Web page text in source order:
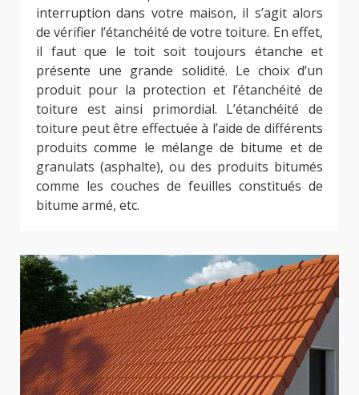
interruption dans votre maison, il s’agit alors
de vérifier l’étanchéité de votre toiture. En effet,
il faut que le toit soit toujours étanche et
présente une grande solidité. Le choix d’un
produit pour la protection et l’étanchéité de
toiture est ainsi primordial. L’étanchéité de
toiture peut être effectuée à l’aide de différents
produits comme le mélange de bitume et de
granulats (asphalte), ou des produits bitumés
comme les couches de feuilles constitués de
bitume armé, etc.